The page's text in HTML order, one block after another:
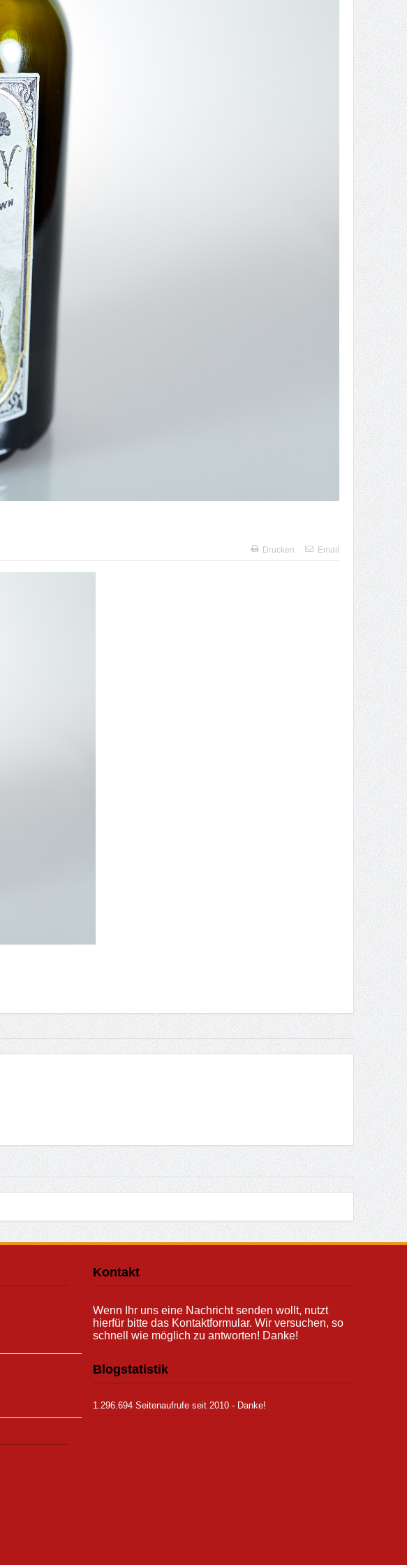
Drucken Email
Kontakt
Wenn Ihr uns eine Nachricht senden wollt, nutzt
hierfür bitte das Kontaktformular. Wir versuchen, so
schnell wie möglich zu antworten! Danke!
Blogstatistik
1.296.694 Seitenaufrufe seit 2010 - Danke!